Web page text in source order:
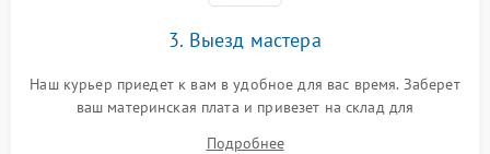
3. Выезд мастера
Наш курьер приедет к вам в удобное для вас время. Заберет
ваш материнская плата и привезет на склад для
Подробнее